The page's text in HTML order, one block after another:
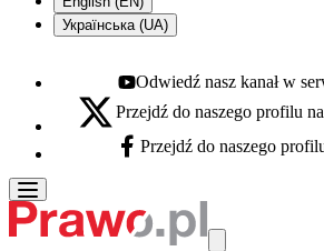
Українська (UA)
Youtube - otwiera się w nowej karcie
Odwiedź nasz kanał w
X - otwiera się w nowej karcie
Przejdź do naszego profilu
Facebook - otwiera się w nowej karcie
Przejdź do naszego